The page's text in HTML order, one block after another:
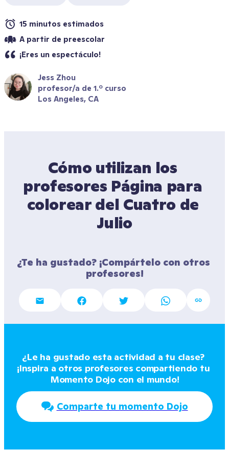
15 minutos estimados
A partir de preescolar
¡Eres un espectáculo!
Jess Zhou
profesor/a de 1.º curso
Los Angeles, CA
Cómo utilizan los
profesores Página para
colorear del Cuatro de
Julio
¿Te ha gustado? ¡Compártelo con otros
profesores!
¿Le ha gustado esta actividad a tu clase?
¡Inspira a otros profesores compartiendo tu
Momento Dojo con el mundo!
Comparte tu momento Dojo